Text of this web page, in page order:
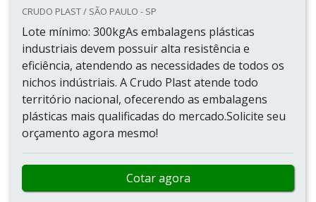
CRUDO PLAST / SÃO PAULO - SP
Lote mínimo: 300kgAs embalagens plásticas
industriais devem possuir alta resistência e
eficiência, atendendo as necessidades de todos os
nichos indústriais. A Crudo Plast atende todo
território nacional, ofecerendo as embalagens
plásticas mais qualificadas do mercado.Solicite seu
orçamento agora mesmo!
Cotar agora